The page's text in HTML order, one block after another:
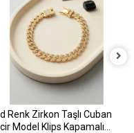
Renk Zirkon Taşlı Cuban
Model Klips Kapamalı